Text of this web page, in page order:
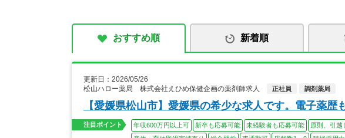
おすすめ順 新着順
更新日：2026/05/26
松山ハロー薬局 株式会社えひめ保健企画の薬剤師求人
正社員 調剤薬局
【愛媛県松山市】愛媛県の希少な求人です。電子薬歴
注目ポイント 年収600万円以上可 新卒も応募可能 未経験者も応募可能 原則、引越